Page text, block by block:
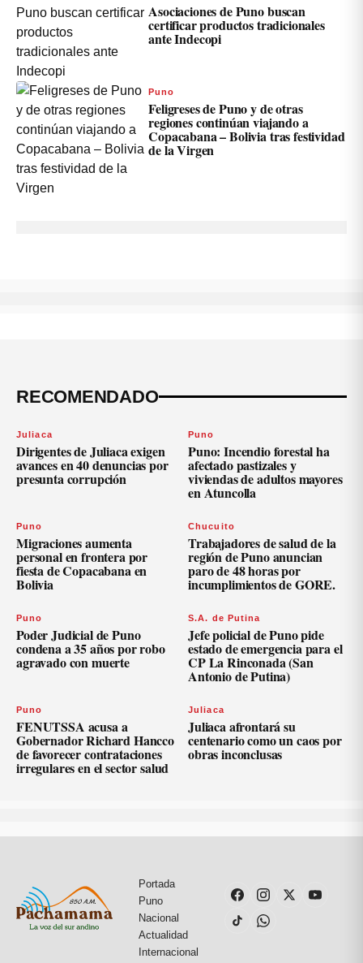
Asociaciones de Puno buscan
certificar productos tradicionales
ante Indecopi
Puno
Feligreses de Puno y de otras
regiones continúan viajando a
Copacabana – Bolivia tras festividad
de la Virgen
RECOMENDADO
Juliaca
Dirigentes de Juliaca exigen
avances en 40 denuncias por
presunta corrupción
Puno
Puno: Incendio forestal ha
afectado pastizales y
viviendas de adultos mayores
en Atuncolla
Puno
Migraciones aumenta
personal en frontera por
fiesta de Copacabana en
Bolivia
Chucuito
Trabajadores de salud de la
región de Puno anuncian
paro de 48 horas por
incumplimientos de GORE.
Puno
Poder Judicial de Puno
condena a 35 años por robo
agravado con muerte
S.A. de Putina
Jefe policial de Puno pide
estado de emergencia para el
CP La Rinconada (San
Antonio de Putina)
Puno
FENUTSSA acusa a
Gobernador Richard Hancco
de favorecer contrataciones
irregulares en el sector salud
Juliaca
Juliaca afrontará su
centenario como un caos por
obras inconclusas
Portada
Puno
Nacional
Actualidad
Internacional